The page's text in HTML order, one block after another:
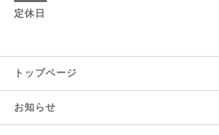
定休日
トップページ
お知らせ